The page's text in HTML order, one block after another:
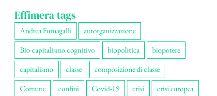
Effimera tags
Andrea Fumagalli
autorganizzazione
Bio-capitalismo cognitivo
biopolitica
biopotere
capitalismo
classe
composizione di classe
Comune
confini Covid-19 crisi
crisi europea